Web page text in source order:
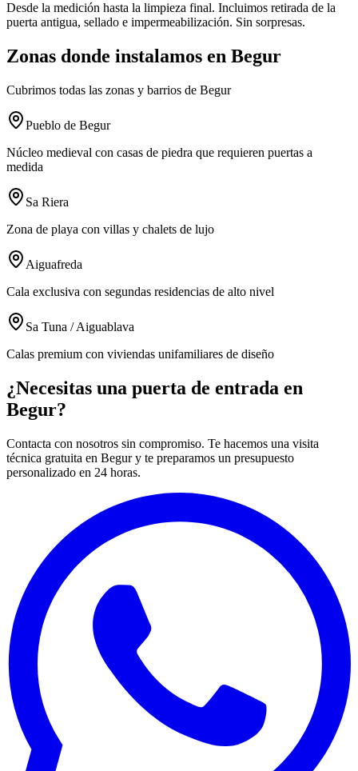
Desde la medición hasta la limpieza final. Incluimos retirada de la
puerta antigua, sellado e impermeabilización. Sin sorpresas.
Zonas donde instalamos en Begur
Cubrimos todas las zonas y barrios de Begur
Pueblo de Begur
Núcleo medieval con casas de piedra que requieren puertas a
medida
Sa Riera
Zona de playa con villas y chalets de lujo
Aiguafreda
Cala exclusiva con segundas residencias de alto nivel
Sa Tuna / Aiguablava
Calas premium con viviendas unifamiliares de diseño
¿Necesitas una puerta de entrada en
Begur?
Contacta con nosotros sin compromiso. Te hacemos una visita
técnica gratuita en Begur y te preparamos un presupuesto
personalizado en 24 horas.